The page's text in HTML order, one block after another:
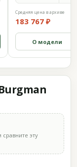
Средняя цена в архиве
183 767 ₽
О модели
эту